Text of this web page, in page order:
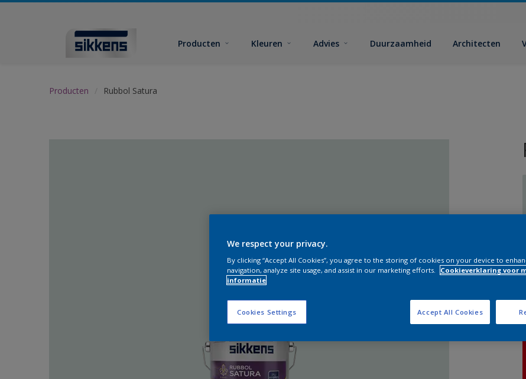
Producten Kleuren Advies Duurzaamheid Architecten
Producten Rubbol Satura
We respect your privacy.
By clicking “Accept All Cookies”, you agree to the storing of cookies on your device to
navigation, analyze site usage, and assist in our marketing efforts.
Cookieverklaring voor
informatie
Cookies Settings Accept All Cookies